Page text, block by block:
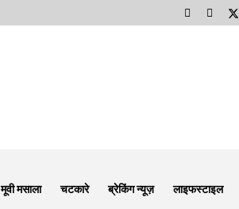
मूवी मसाला चटकारे ब्रेकिंग न्यूज़ लाइफस्टाइल